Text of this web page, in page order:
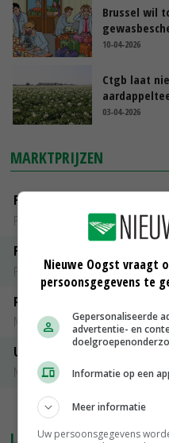
Brussel wil
10-04-2026
Ctgb laat
03-04-2026
MARKTPRIJZEN
Fontane
PotatoNL
Fritesgeschikt NL Du Be
PotatoNL
Peen
Noteringen
Uien Middenmeer Geel 30-
Noteringen
MEER
LAATSTE NIEUWS
Nieuwe Oogst vraagt
persoonsgegevens te
Gepersonaliseerde
advertentie- en
Informatie op een
Meer informatie
Uw persoonsgegevens